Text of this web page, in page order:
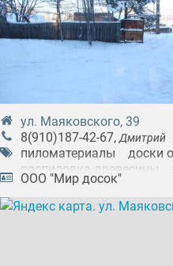
ул. Маяковского, 39
8(910)187-42-67,Дмитрий
пиломатериалы
доски
распиловка древесины
изготовление брусков
изготовление вагонных
производство дров
ООО "Мир досок"